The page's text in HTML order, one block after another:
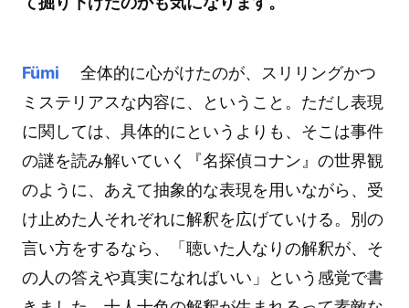
Fümi 全体的に心がけたのが、スリリングかつ
ミステリアスな内容に、ということ。ただし表現
に関しては、具体的にというよりも、そこは事件
の謎を読み解いていく『名探偵コナン』の世界観
のように、あえて抽象的な表現を用いながら、受
け止めた人それぞれに解釈を広げていける。別の
言い方をするなら、「聴いた人なりの解釈が、そ
の人の答えや真実になればいい」という感覚で書